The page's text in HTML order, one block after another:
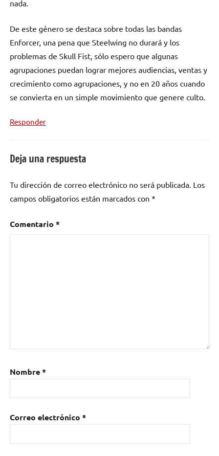
nada.
De este género se destaca sobre todas las bandas
Enforcer, una pena que Steelwing no durará y los
problemas de Skull Fist, sólo espero que algunas
agrupaciones puedan lograr mejores audiencias, ventas y
crecimiento como agrupaciones, y no en 20 años cuando
se convierta en un simple movimiento que genere culto.
Responder
Deja una respuesta
Tu dirección de correo electrónico no será publicada. Los
campos obligatorios están marcados con *
Comentario *
Nombre*
Correo electrónico *